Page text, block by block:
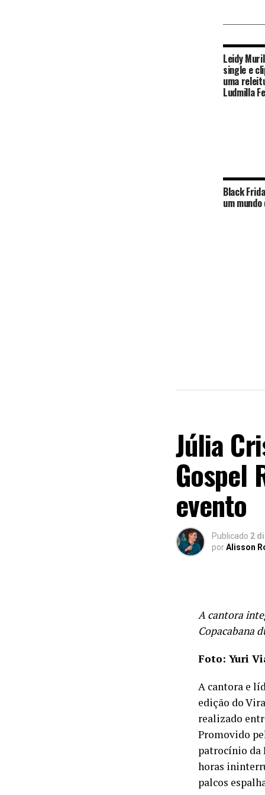
Leidy
single e
uma
Ludmilla
Black
um
Júlia
Gospel
evento
Publicado 2
porAlisson
A cantora
Copacabana
Foto: Yuri
A cantora e
edição do
realizado
Promovido
patrocínio da
horas
palcos